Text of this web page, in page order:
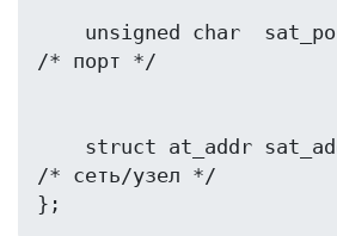
/* сеть/узел */